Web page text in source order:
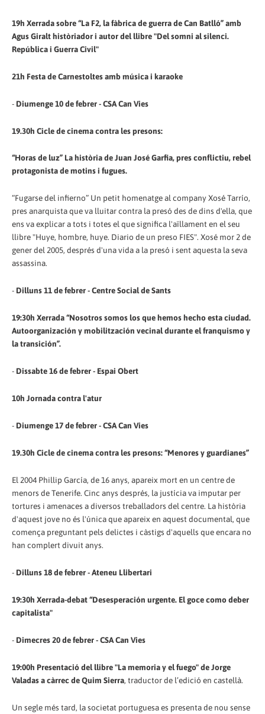
19h Xerrada sobre “La F2, la fàbrica de guerra de Can Batlló” amb
Agus Giralt històriador i autor del llibre "Del somni al silenci.
República i Guerra Civil"
21h Festa de Carnestoltes amb música i karaoke
- Diumenge 10 de febrer - CSA Can Vies
19.30h Cicle de cinema contra les presons:
“Horas de luz” La història de Juan José Garfia, pres conflictiu, rebel
protagonista de motins i fugues.
“Fugarse del infierno” Un petit homenatge al company Xosé Tarrío,
pres anarquista que va lluitar contra la presó des de dins d'ella, que
ens va explicar a tots i totes el que significa l'aïllament en el seu
llibre "Huye, hombre, huye. Diario de un preso FIES". Xosé mor 2 de
gener del 2005, després d'una vida a la presó i sent aquesta la seva
assassina.
- Dilluns 11 de febrer - Centre Social de Sants
19:30h Xerrada “Nosotros somos los que hemos hecho esta ciudad.
Autoorganización y mobilitzación vecinal durante el franquismo y
la transición”.
- Dissabte 16 de febrer - Espai Obert
10h Jornada contra l'atur
- Diumenge 17 de febrer - CSA Can Vies
19.30h Cicle de cinema contra les presons: “Menores y guardianes”
El 2004 Phillip García, de 16 anys, apareix mort en un centre de
menors de Tenerife. Cinc anys després, la justícia va imputar per
tortures i amenaces a diversos treballadors del centre. La història
d'aquest jove no és l'única que apareix en aquest documental, que
comença preguntant pels delictes i càstigs d'aquells que encara no
han complert divuit anys.
- Dilluns 18 de febrer - Ateneu Llibertari
19:30h Xerrada-debat “Desesperación urgente. El goce como deber
capitalista"
- Dimecres 20 de febrer - CSA Can Vies
19:00h Presentació del llibre "La memoria y el fuego" de Jorge
Valadas a càrrec de Quim Sierra, traductor de l’edició en castellà.
Un segle més tard, la societat portuguesa es presenta de nou sense